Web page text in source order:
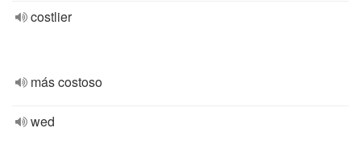
costlier
más costoso
wed